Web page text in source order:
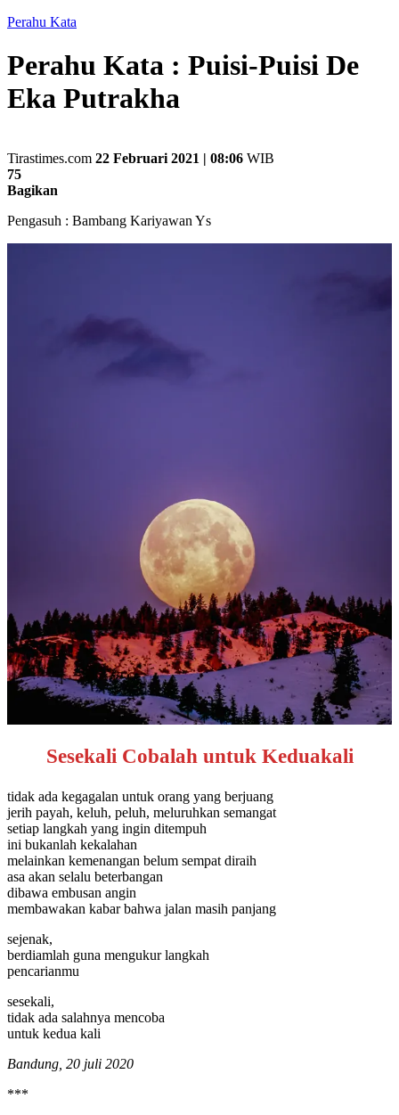
Perahu Kata
Perahu Kata : Puisi-Puisi De
Eka Putrakha
Tirastimes.com 22 Februari 2021 | 08:06 WIB
75
Bagikan
Pengasuh : Bambang Kariyawan Ys
Sesekali Cobalah untuk Keduakali
tidak ada kegagalan untuk orang yang berjuang
jerih payah, keluh, peluh, meluruhkan semangat
setiap langkah yang ingin ditempuh
ini bukanlah kekalahan
melainkan kemenangan belum sempat diraih
asa akan selalu beterbangan
dibawa embusan angin
membawakan kabar bahwa jalan masih panjang
sejenak,
berdiamlah guna mengukur langkah
pencarianmu
sesekali,
tidak ada salahnya mencoba
untuk kedua kali
Bandung, 20 juli 2020
***